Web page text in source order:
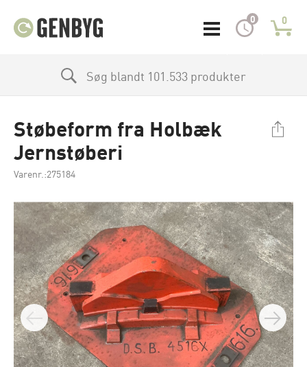
0 0
Søg blandt 101.533 produkter
Støbeform fra Holbæk
Jernstøberi
Varenr.:275184